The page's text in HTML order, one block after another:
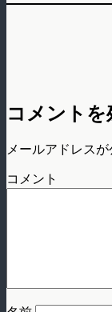
コメントを
メールアドレスが
コメント